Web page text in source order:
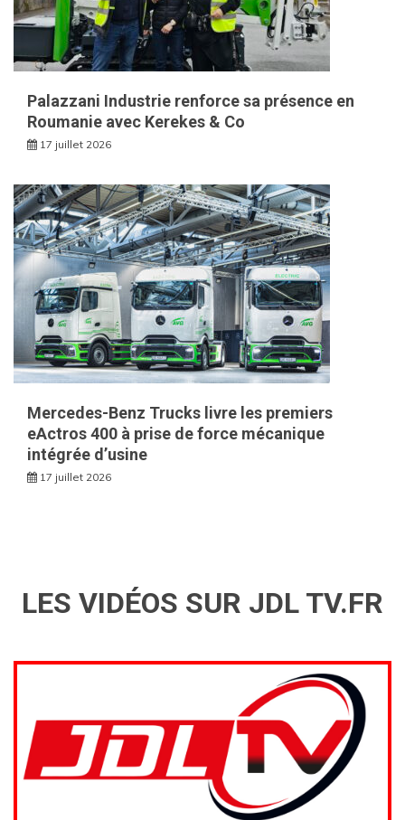
Palazzani Industrie renforce sa présence en
Roumanie avec Kerekes & Co
17 juillet 2026
Mercedes-Benz Trucks livre les premiers
eActros 400 à prise de force mécanique
intégrée d’usine
17 juillet 2026
LES VIDÉOS SUR JDL TV.FR